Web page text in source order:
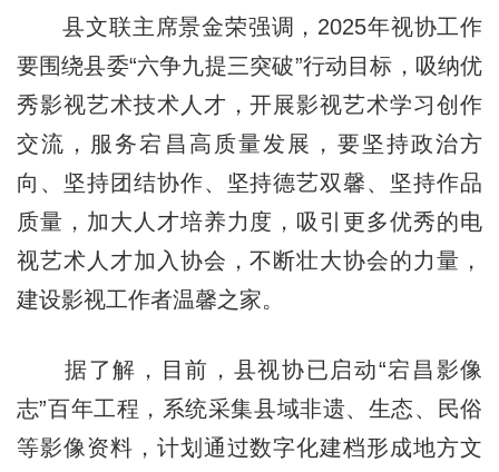
县文联主席景金荣强调，2025年视协工作
要围绕县委“六争九提三突破”行动目标，吸纳优
秀影视艺术技术人才，开展影视艺术学习创作
交流，服务宕昌高质量发展，要坚持政治方
向、坚持团结协作、坚持德艺双馨、坚持作品
质量，加大人才培养力度，吸引更多优秀的电
视艺术人才加入协会，不断壮大协会的力量，
建设影视工作者温馨之家。
据了解，目前，县视协已启动“宕昌影像
志”百年工程，系统采集县域非遗、生态、民俗
等影像资料，计划通过数字化建档形成地方文